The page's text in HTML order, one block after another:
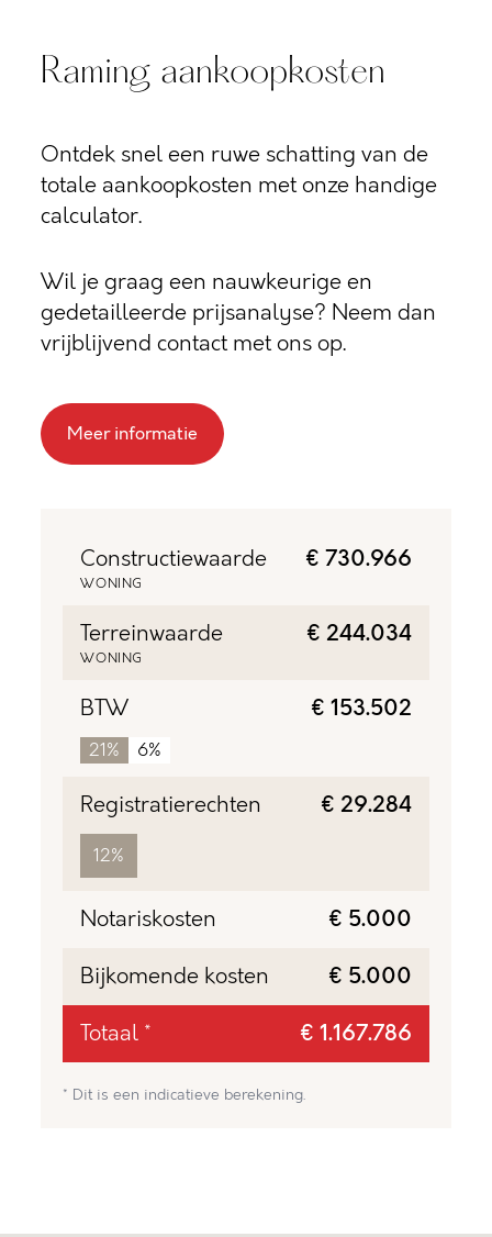
Raming aankoopkosten
Ontdek snel een ruwe schatting van de
totale aankoopkosten met onze handige
calculator.
Wil je graag een nauwkeurige en
gedetailleerde prijsanalyse? Neem dan
vrijblijvend contact met ons op.
Meer informatie
Constructiewaarde
WONING
€ 730.966
Terreinwaarde
WONING
€ 244.034
BTW
21% 6%
€ 153.502
Registratierechten
12%
€ 29.284
Notariskosten
€ 5.000
Bijkomende kosten
€ 5.000
Totaal *
€ 1.167.786
* Dit is een indicatieve berekening.